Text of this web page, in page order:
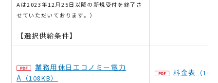
Aは2023年12月25日以降の新規受付を終了さ
せていただいております。）
【選択供給条件】
業務用休日エコノミー電力
A （108KB）
料金表 （